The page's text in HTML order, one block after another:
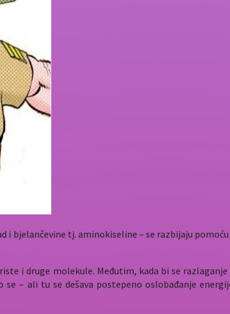
i bjelančevine tj. aminokiseline – se razbijaju
i druge molekule. Međutim, kada bi se
– ali tu se dešava postepeno oslobađanje